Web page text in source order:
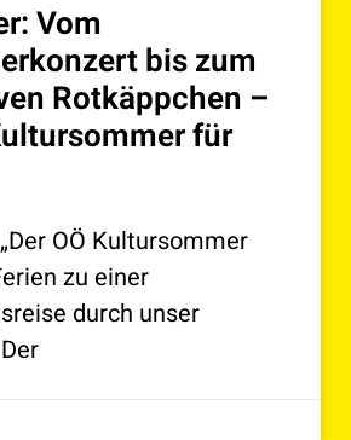
Vom
bis zum
Rotkäppchen –
für
OÖ Kultursommer
zu einer
durch unser